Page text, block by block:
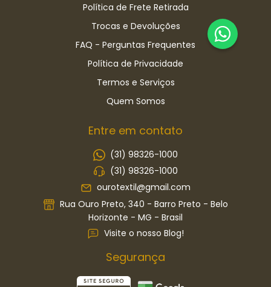
Política de Frete Retirada
Trocas e Devoluções
FAQ - Perguntas Frequentes
Política de Privacidade
Termos e Serviços
Quem Somos
Entre em contato
(31) 98326-1000
(31) 98326-1000
ourotextil@gmail.com
Rua Ouro Preto, 340 - Barro Preto - Belo
Horizonte - MG - Brasil
Visite o nosso Blog!
Segurança